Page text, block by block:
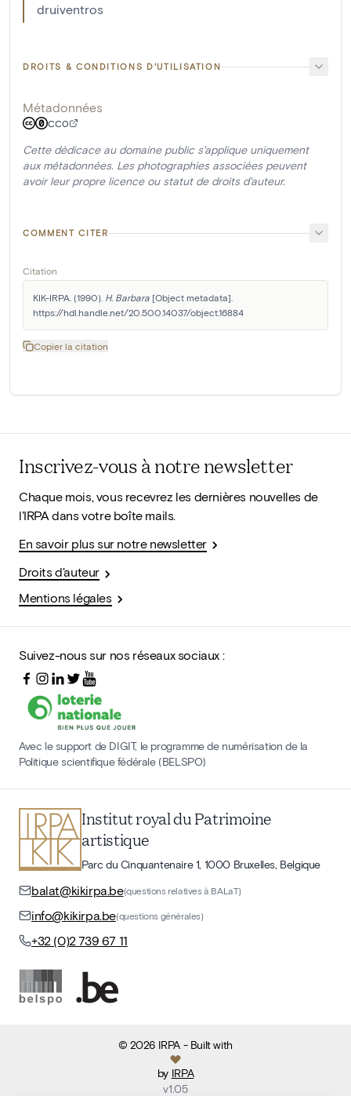
druiventros
DROITS & CONDITIONS D'UTILISATION
Métadonnées
CC0
Cette dédicace au domaine public s'applique uniquement
aux métadonnées. Les photographies associées peuvent
avoir leur propre licence ou statut de droits d'auteur.
COMMENT CITER
Citation
KIK-IRPA. (1990). H. Barbara [Object metadata].
https://hdl.handle.net/20.500.14037/object.16884
Copier la citation
Inscrivez-vous à notre newsletter
Chaque mois, vous recevrez les dernières nouvelles de
l'IRPA dans votre boîte mails.
En savoir plus sur notre newsletter
Droits d'auteur
Mentions légales
Suivez-nous sur nos réseaux sociaux :
Avec le support de DIGIT, le programme de numérisation de la
Politique scientifique fédérale (BELSPO)
Institut royal du Patrimoine
artistique
Parc du Cinquantenaire 1, 1000 Bruxelles, Belgique
balat@kikirpa.be(questions relatives à BALaT)
info@kikirpa.be(questions générales)
+32 (0)2 739 67 11
©2026 IRPA- Built with
by IRPA
v1.05